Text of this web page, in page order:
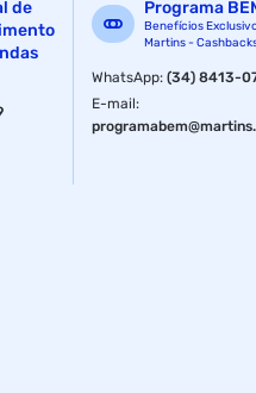
Manter a Pele Seca
Durante o Período
e Absorção Adequada
Ltda
de
Programa
Benefícios
Martins -
WhatsApp:(34) 8413-
E-mail: